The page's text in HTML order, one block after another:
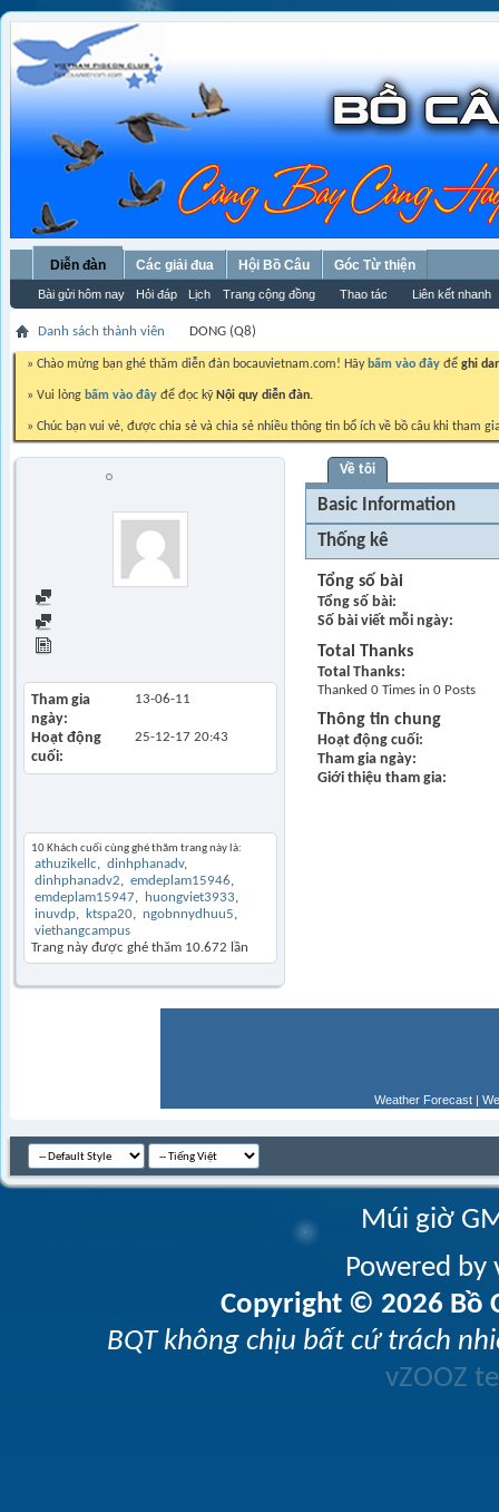
Diễn đàn
Bài gửi hôm nay Hỏi đáp Lịch Trang cộng đồng Thao tác Liên kết nhanh
Các giải đua Hội Bồ Câu Góc Từ thiện
Danh sách thành viên DONG (Q8)
» Chào mừng bạn ghé thăm diễn đàn bocauvietnam.com! Hãy bấm vào đây để ghi
» Vui lòng bấm vào đây để đọc kỹ Nội quy diễn đàn.
» Chúc bạn vui vẻ, được chia sẻ và chia sẻ nhiều thông tin bổ ích về bồ câu khi tham
Tham gia
ngày
13-06-11
Hoạt động
cuối
25-12-17 20:43
10 Khách cuối cùng ghé thăm trang này là:
athuzikellc
dinhphanadv
dinhphanadv2
emdeplam15946
emdeplam15947
huongviet3933
inuvdp
ktspa20
ngobnnydhuu5
viethangcampus
Trang này được ghé thăm 10.672 lần
Về tôi
Basic Information
Thống kê
Tổng số bài
Tổng số bài
Số bài viết mỗi ngày
Total Thanks
Total Thanks
Thanked 0 Times in 0 Posts
Thông tin chung
Hoạt động cuối
Tham gia ngày
Giới thiệu tham gia
Weather Forecast |
Múi giờ
Powered
Copyright © 2026 Bồ
BQT không chịu bất cứ trách
vZOOZ